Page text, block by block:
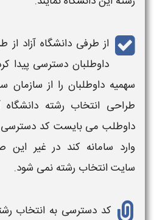
از طرفیدانشگاه آزاد از
داوطلبان دسترسیپیدا
سهمیه داوطلبان را از
طراحی انتخاب رشته دانشگاه
داوطلب می بایست کد دسترسی
وارد سامانه کند در غیر
سایتانتخاب رشته نمی شود.
کد دسترسی به انتخاب